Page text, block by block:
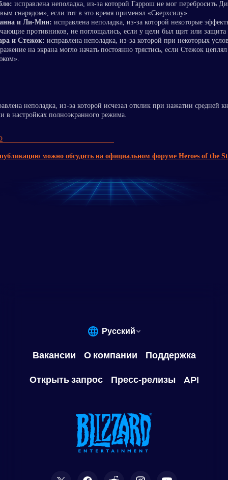
исправлена неполадка, из-за которой Гаррош не мог перебросить
снарядом», если тот в это время применял «Сверхсилу».
и Ли-Мин: исправлена неполадка, из-за которой некоторые
противников, не поглощались, если у цели был щит или защита
и Стежок: исправлена неполадка, из-за которой при некоторых
на экрана могло начать постоянно трястись, если Стежок
неполадка, из-за которой исчезал отклик при нажатии средней
в настройках полноэкранного режима.
можно обсудить на официальном форуме Heroes of the